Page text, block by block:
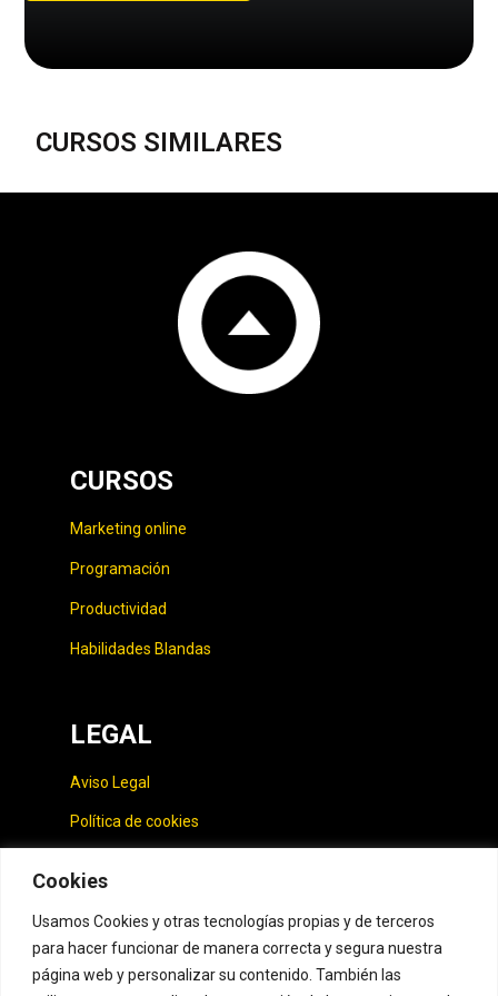
Cookies
Usamos Cookies y otras tecnologías propias y de terceros
para hacer funcionar de manera correcta y segura nuestra
página web y personalizar su contenido. También las
CURSOS SIMILARES
CURSOS
Marketing online
Programación
Productividad
Habilidades Blandas
LEGAL
Aviso Legal
Política de cookies
CONTACTO